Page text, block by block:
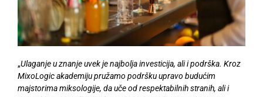
„Ulaganje u znanje uvek je najbolja investicija, ali i podrška. Kroz
MixoLogic akademiju pružamo podršku upravo budućim
majstorima miksologije, da uče od respektabilnih stranih, ali i